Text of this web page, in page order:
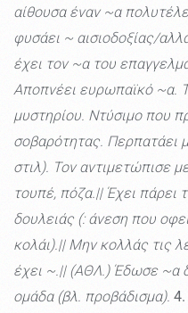
αίθουσα έναν ~α
φυσάει ~ αισιοδοξίας/
έχει τον ~α του
Αποπνέει ευρωπαϊκό ~α.
μυστηρίου. Ντύσιμο που
σοβαρότητας. Περπατάει
στιλ). Τον αντιμετώπισε
τουπέ, πόζα.|| Έχει πάρει
δουλειάς (: άνεση που
κολάι).|| Μην κολλάς τις
έχει ~.|| (ΑΘΛ.) Έδωσε ~α
ομάδα (βλ. προβάδισμα). 4.